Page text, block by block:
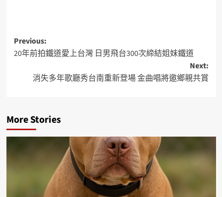
Previous:
20年前拍鐵道愛上台灣 日男飛台300次締結姐妹鐵道
Next:
消失多年歌廳秀台南重新登場 金曲唱將邀鄉親共賞
More Stories